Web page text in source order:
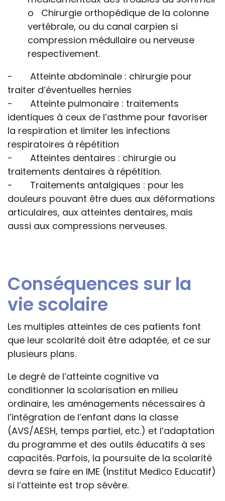
o Chirurgie orthopédique de la colonne
vertébrale, ou du canal carpien si
compression médullaire ou nerveuse
respectivement.
- Atteinte abdominale : chirurgie pour
traiter d’éventuelles hernies
- Atteinte pulmonaire : traitements
identiques à ceux de l’asthme pour favoriser
la respiration et limiter les infections
respiratoires à répétition
- Atteintes dentaires : chirurgie ou
traitements dentaires à répétition.
- Traitements antalgiques : pour les
douleurs pouvant être dues aux déformations
articulaires, aux atteintes dentaires, mais
aussi aux compressions nerveuses.
Conséquences sur la
vie scolaire
Les multiples atteintes de ces patients font
que leur scolarité doit être adaptée, et ce sur
plusieurs plans.
Le degré de l’atteinte cognitive va
conditionner la scolarisation en milieu
ordinaire, les aménagements nécessaires à
l’intégration de l’enfant dans la classe
(AVS/AESH, temps partiel, etc.) et l’adaptation
du programme et des outils éducatifs à ses
capacités. Parfois, la poursuite de la scolarité
devra se faire en IME (Institut Medico Educatif)
si l’atteinte est trop sévère.